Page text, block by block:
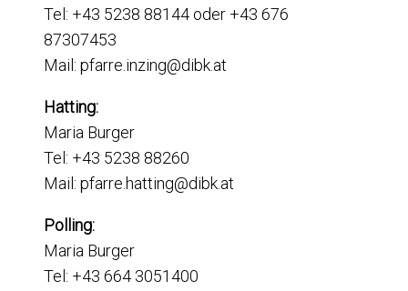
Tel: +43 5238 88144 oder +43 676
87307453
Mail: pfarre.inzing@dibk.at
Hatting:
Maria Burger
Tel: +43 5238 88260
Mail: pfarre.hatting@dibk.at
Polling:
Maria Burger
Tel: +43 664 3051400